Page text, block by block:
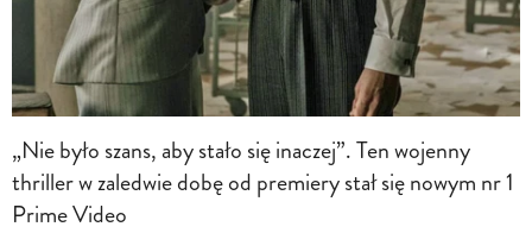
„Nie było szans, aby stało się inaczej”. Ten wojenny
thriller w zaledwie dobę od premiery stał się nowym nr 1
Prime Video